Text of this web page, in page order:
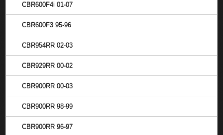
CBR600F4i 01-07
CBR600F3 95-96
CBR954RR 02-03
CBR929RR 00-02
CBR900RR 00-03
CBR900RR 98-99
CBR900RR 96-97